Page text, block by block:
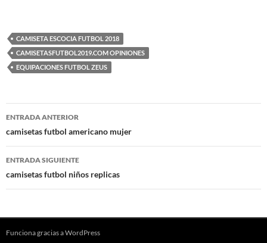
CAMISETA ESCOCIA FUTBOL 2018
CAMISETASFUTBOL2019.COM OPINIONES
EQUIPACIONES FUTBOL ZEUS
Navegación
de
entradas
ENTRADA ANTERIOR
camisetas futbol americano mujer
ENTRADA SIGUIENTE
camisetas futbol niños replicas
Funciona gracias a WordPress